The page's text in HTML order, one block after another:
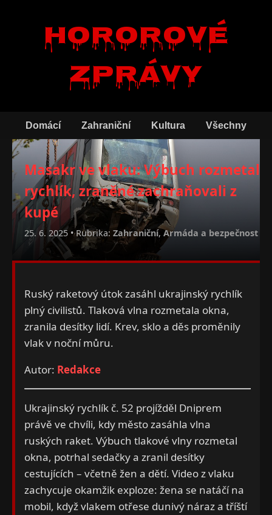
Hororové
zprávy
Domácí Zahraniční Kultura Všechny
Masakr ve vlaku: Výbuch rozmetal
rychlík, zraněné zachraňovali z
kupé
25. 6. 2025 • Rubrika: Zahraniční,Armáda a bezpečnost
Ruský raketový útok zasáhl ukrajinský rychlík
plný civilistů. Tlaková vlna rozmetala okna,
zranila desítky lidí. Krev, sklo a děs proměnily
vlak v noční můru.
Autor: Redakce
Ukrajinský rychlík č. 52 projížděl Dniprem
právě ve chvíli, kdy město zasáhla vlna
ruských raket. Výbuch tlakové vlny rozmetal
okna, potrhal sedačky a zranil desítky
cestujících – včetně žen a dětí. Video z vlaku
zachycuje okamžik exploze: žena se natáčí na
mobil, když vlakem otřese dunivý náraz a tříští